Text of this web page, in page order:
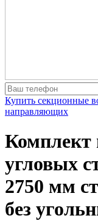
Купить секционные
направляющих
угловых
2750 мм
без